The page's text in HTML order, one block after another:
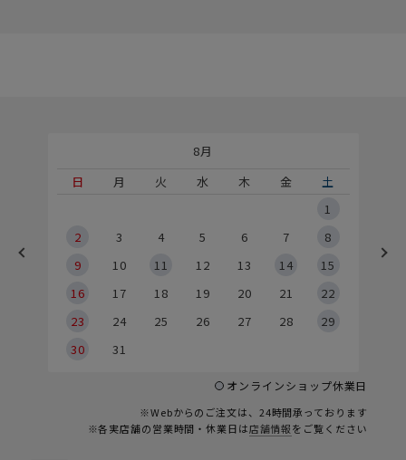
8月
日
月 火 水 木 金
土
1
2
3 4 5 6 7
8
9
10 11 12 13 14
15
16
17 18 19 20 21
22
23
24 25 26 27 28
29
30
31
オンラインショップ休業日
※Webからのご注文は、24時間承っております
※各実店舗の営業時間・休業日は店舗情報をご覧ください